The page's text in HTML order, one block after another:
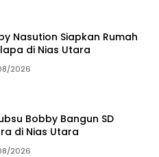
Nasution Siapkan Rumah
di Nias Utara
2026
Bobby Bangun SD
di Nias Utara
2026